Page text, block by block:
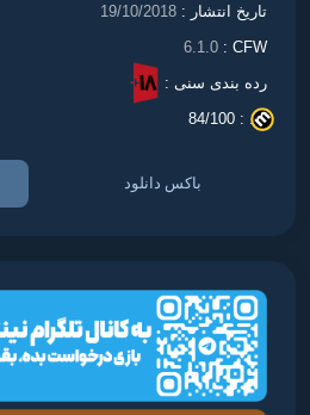
تاریخ انتشار : 19/10/2018
CFW :
6.1.0
رده بندی سنی :
. :
84/100
باکس دانلود